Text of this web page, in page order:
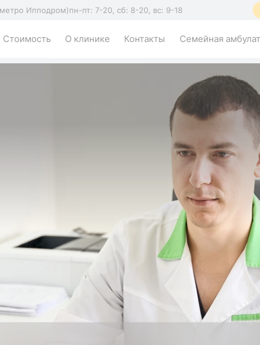
Ипподром)пн-пт: 7-20, сб: 8-20, вс: 9-18
Стоимость О клинике Контакты Семейная